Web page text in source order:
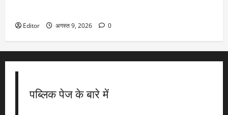
Editor अगस्त 9, 2026 0
पब्लिक पेज के बारे में